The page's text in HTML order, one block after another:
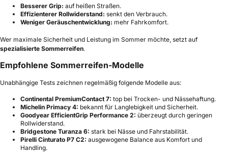
Besserer Grip: auf heißen Straßen.
Effizienterer Rollwiderstand: senkt den Verbrauch.
Weniger Geräuschentwicklung: mehr Fahrkomfort.
Wer maximale Sicherheit und Leistung im Sommer möchte, setzt auf
spezialisierte Sommerreifen.
Empfohlene Sommerreifen-Modelle
Unabhängige Tests zeichnen regelmäßig folgende Modelle aus:
Continental PremiumContact 7: top bei Trocken- und Nässehaftung.
Michelin Primacy 4: bekannt für Langlebigkeit und Sicherheit.
Goodyear EfficientGrip Performance 2: überzeugt durch geringen
Rollwiderstand.
Bridgestone Turanza 6: stark bei Nässe und Fahrstabilität.
Pirelli Cinturato P7 C2: ausgewogene Balance aus Komfort und
Handling.